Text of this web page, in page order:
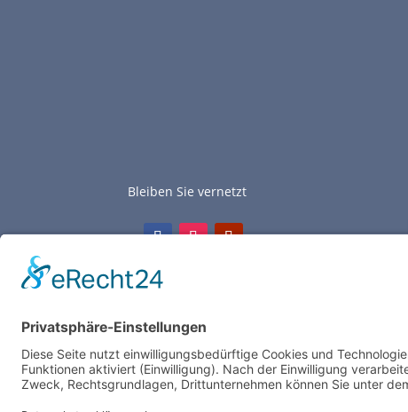
Bleiben Sie vernetzt
Fördererverein Heerstraße Nord e.V.